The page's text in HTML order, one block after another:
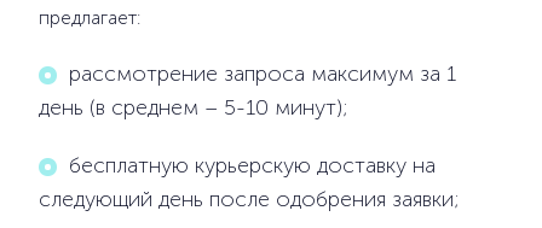
предлагает:
рассмотрение запроса максимум за 1
день (в среднем – 5-10 минут);
бесплатную курьерскую доставку на
следующий день после одобрения заявки;